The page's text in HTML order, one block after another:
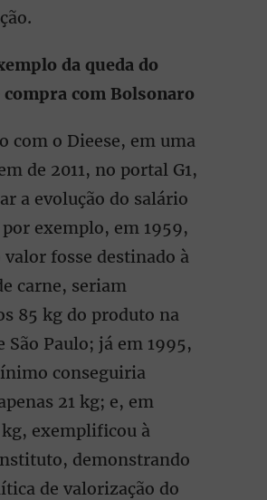
da queda do
compra com Bolsonaro
com o Dieese, em uma
de 2011, no portal G1,
a evolução do salário
exemplo, em 1959,
valor fosse destinado à
carne, seriam
85 kg do produto na
São Paulo; já em 1995,
conseguiria
21 kg; e, em
exemplificou à
demonstrando
de valorização do